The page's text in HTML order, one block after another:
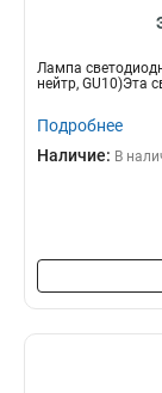
Лампа
нейтр, GU10)Эта
Подробнее
Наличие: В